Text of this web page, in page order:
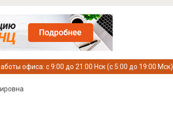
офиса: с 9:00 до 21:00 Нск (с 5:00 до 19:00 Мск)